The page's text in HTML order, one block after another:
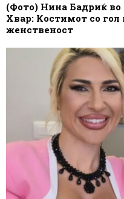
(Фото) Нина Бадриќ во
Хвар: Костимот со гол
женственост